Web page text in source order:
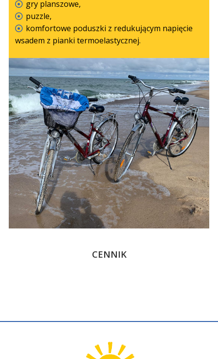
gry planszowe,
puzzle,
komfortowe poduszki z redukującym napięcie
wsadem z pianki termoelastycznej.
CENNIK